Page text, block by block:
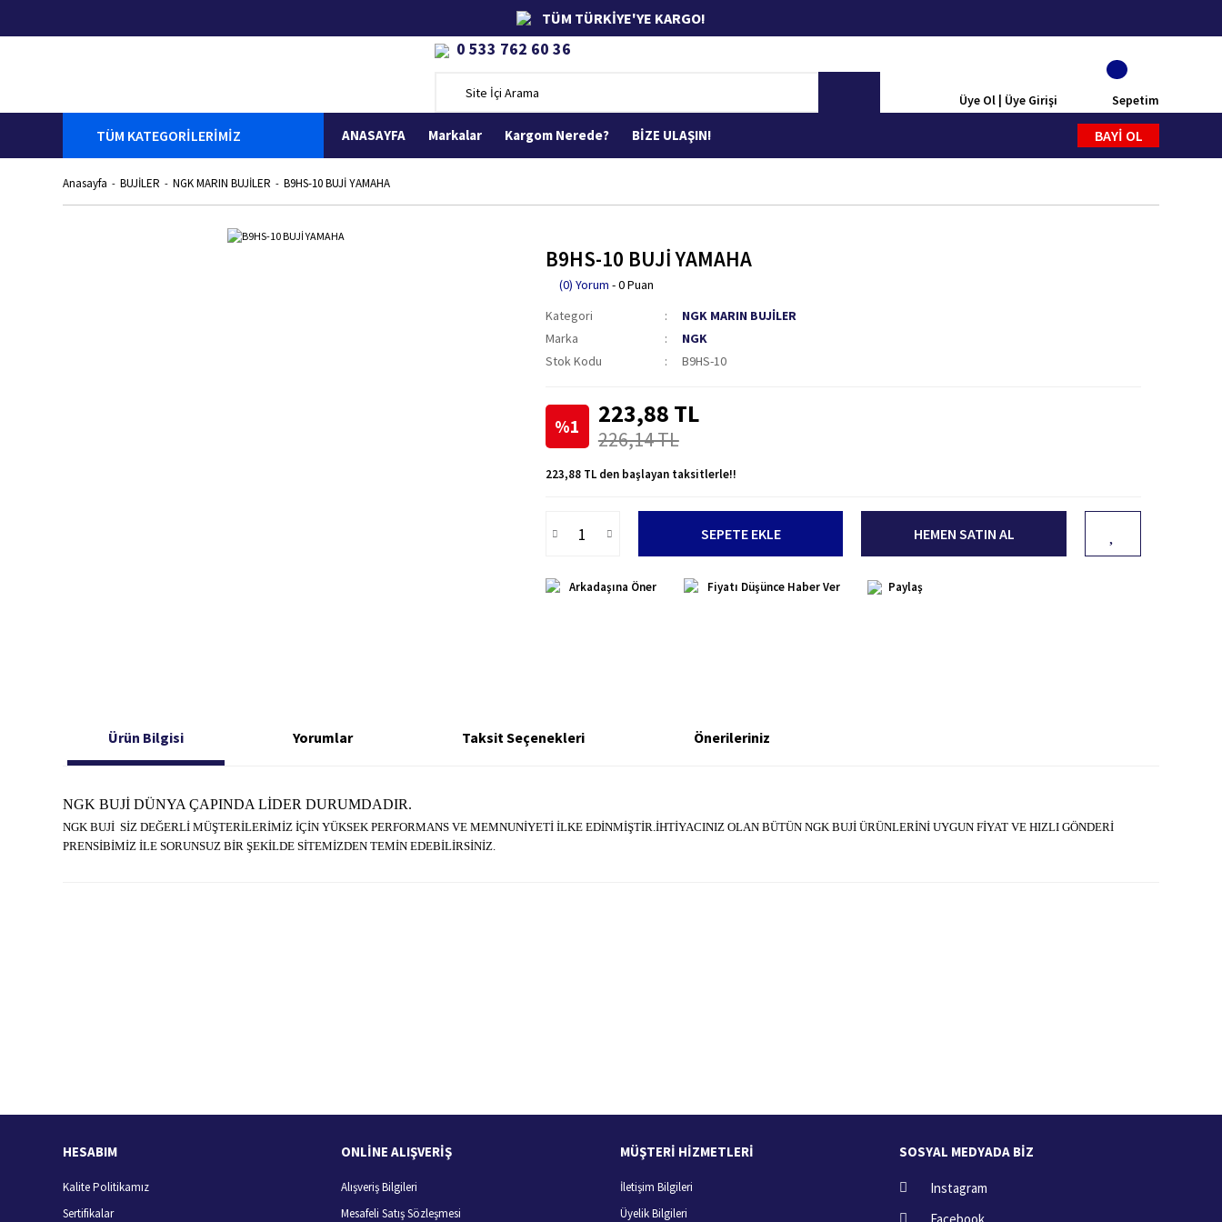
TÜM TÜRKİYE'YE KARGO!
0 533 762 60 36
Üye Ol | Üye Girişi Sepetim
TÜM KATEGORİLERİMİZ ANASAYFA Markalar Kargom Nerede? BİZE ULAŞIN! BAYİ OL
Anasayfa BUJİLER NGK MARIN BUJİLER B9HS-10 BUJİ YAMAHA
B9HS-10 BUJİ YAMAHA
(0) Yorum - 0 Puan
Kategori
NGK MARIN BUJİLER
Marka
NGK
Stok Kodu
B9HS-10
%1 223,88 TL
226,14 TL
223,88 TL den başlayan taksitlerle!!
SEPETE EKLE HEMEN SATIN AL
Arkadaşına Öner Fiyatı Düşünce Haber Ver Paylaş
Ürün Bilgisi Yorumlar Taksit Seçenekleri Önerileriniz
NGK BUJİ DÜNYA ÇAPINDA LİDER DURUMDADIR.
NGK BUJİ SİZ DEĞERLİ MÜŞTERİLERİMİZ İÇİN YÜKSEK PERFORMANS VE MEMNUNİYETİ İLKE EDİNMİŞTİR.İHTİYACINIZ OLAN BÜTÜN NGK BUJİ ÜRÜNLERİNİ UYGUN FİYAT VE HIZLI GÖNDERİ
PRENSİBİMİZ İLE SORUNSUZ BİR ŞEKİLDE SİTEMİZDEN TEMİN EDEBİLİRSİNİZ.
HESABIM
Kalite Politikamız
Sertifikalar
ONLİNE ALIŞVERİŞ
Alışveriş Bilgileri
Mesafeli Satış Sözleşmesi
MÜŞTERİ HİZMETLERİ
İletişim Bilgileri
Üyelik Bilgileri
SOSYAL MEDYADA BİZ
Instagram